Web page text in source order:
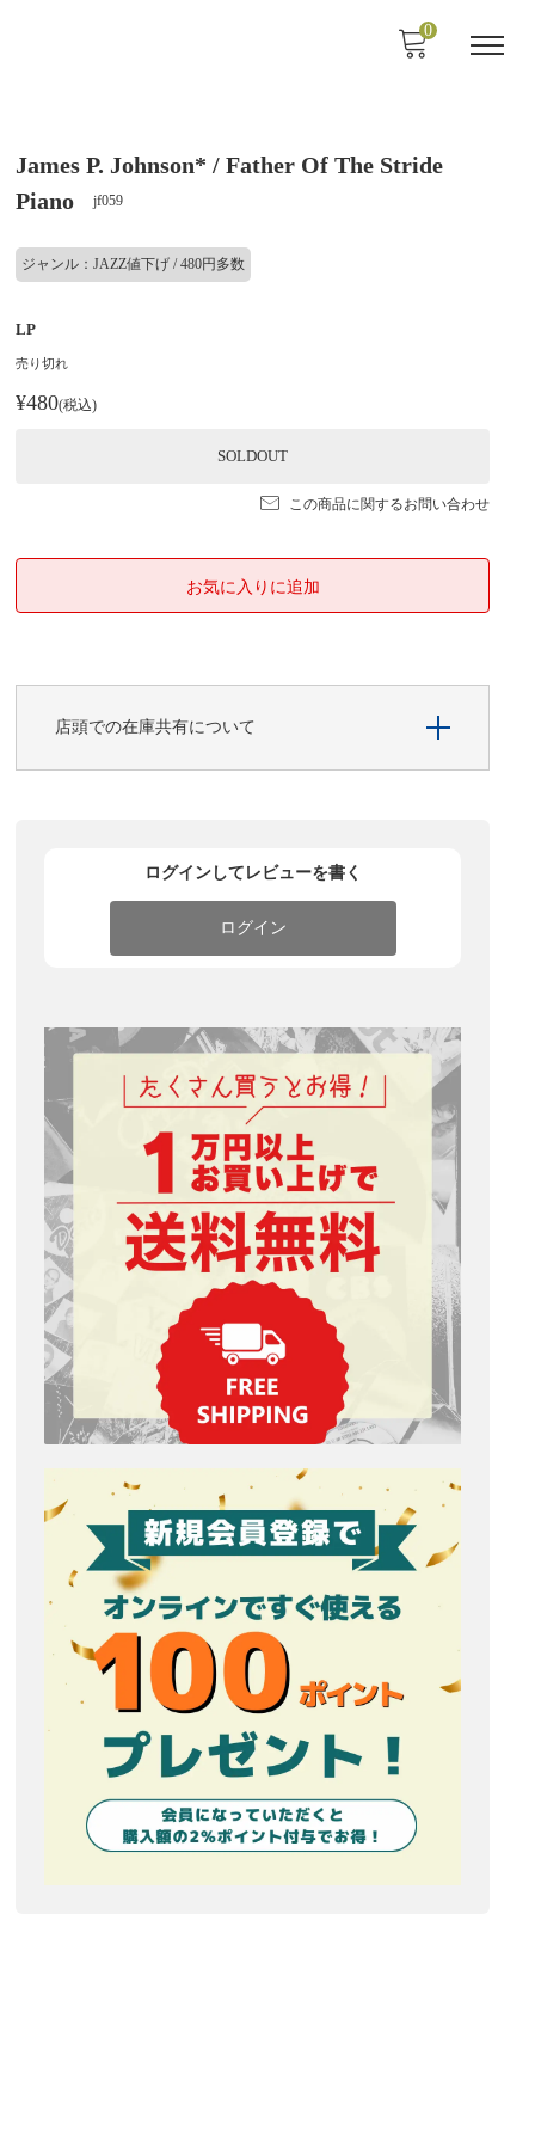
0
James P. Johnson* / Father Of The Stride
Piano
jf059
ジャンル：JAZZ値下げ / 480円多数
LP
売り切れ
¥480(税込)
SOLDOUT
この商品に関するお問い合わせ
店頭での在庫共有について
ログインしてレビューを書く
ログイン